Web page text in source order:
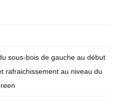
sous-bois de gauche au début
rafraichissement au niveau du